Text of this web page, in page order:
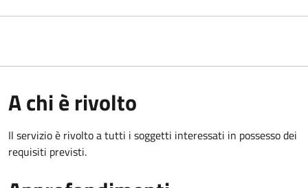
A chi è rivolto
Il servizio è rivolto a tutti i soggetti interessati in possesso dei
requisiti previsti.